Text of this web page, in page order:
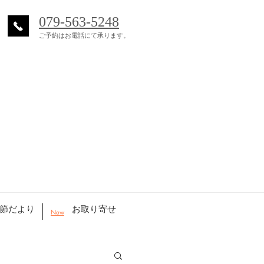
079-563-5248
ご予約はお電話にて承ります。
だより New お取り寄せ